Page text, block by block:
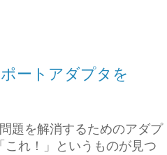
ートアダプタを
題を解消するためのアダプ
れ！」というものが見つ